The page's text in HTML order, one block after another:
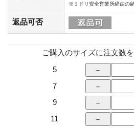
※ミドリ安全営業所経由の
返品可否
ご購入のサイズに注文数
5
7
9
11